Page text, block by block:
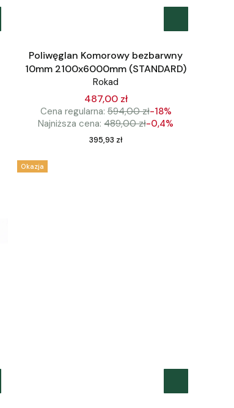
Poliwęglan Komorowy bezbarwny
10mm 2100x6000mm (STANDARD)
Rokad
487,00 zł
Cena regularna: 594,00 zł-18%
Najniższa cena: 489,00 zł-0,4%
Cena
395,93 zł
Okazja